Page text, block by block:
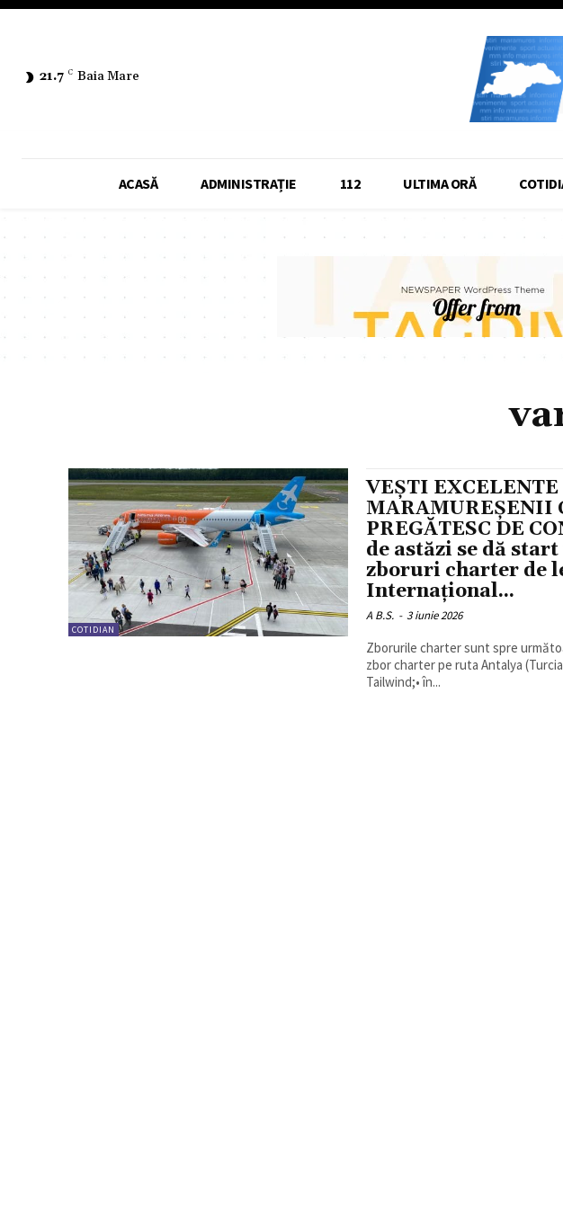
21.7 C Baia Mare
ACASĂ ADMINISTRAȚIE 112 ULTIMA ORĂ
COTIDIAN
VEȘTI EXCELENTE
MARAMUREȘENII
PREGĂTESC DE
de astăzi se dă
zboruri charter de
Internațional...
A B.S. - 3 iunie 2026
Zborurile charter sunt spre
zbor charter pe ruta Antalya
Tailwind;• în...